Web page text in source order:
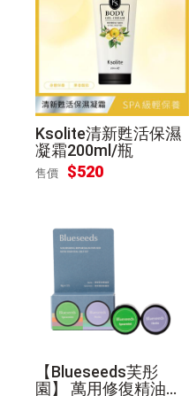
Ksolite清新甦活保濕
凝霜200ml/瓶
售價 $520
【Blueseeds芙彤
園】 萬用修復精油膏